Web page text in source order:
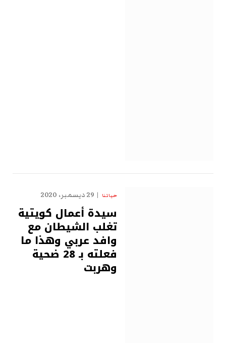
حياتنا 29 ديسمبر، 2020
سيدة أعمال كويتية
تغلب الشيطان مع
وافد عربي وهذا ما
فعلته بـ 28 ضحية
وهربت